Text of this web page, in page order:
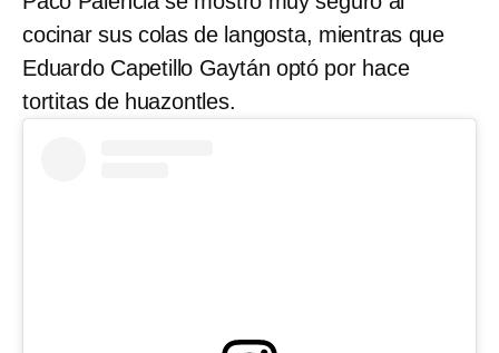
cocinar sus colas de langosta, mientras que
Eduardo Capetillo Gaytán optó por hace
tortitas de huazontles.